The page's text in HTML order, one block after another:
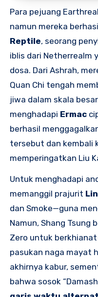
Para pejuang
namun mereka
Reptile, seorang
iblis dari Netherrealm
dosa. Dari Ashrah,
Quan Chi tengah
jiwa dalam skala
menghadapi Ermac
berhasil
tersebut dan kembali
memperingatkan Liu
Untuk menghadapi
memanggil prajurit
dan Smoke—guna
Namun, Shang Tsung
Zero untuk
pasukan naga mayat
akhirnya kabur,
bahwa sosok